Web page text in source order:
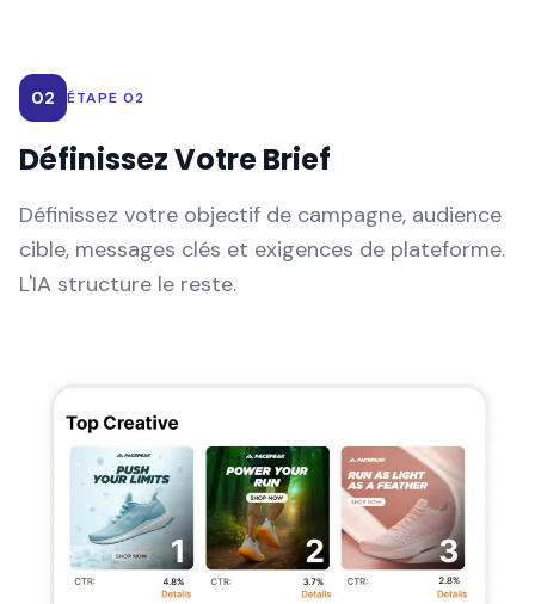
02 ÉTAPE 02
Définissez Votre Brief
Définissez votre objectif de campagne, audience
cible, messages clés et exigences de plateforme.
L'IA structure le reste.